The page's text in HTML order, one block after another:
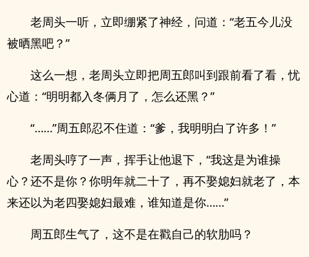
老周头一听，立即绷紧了神经，问道：“老五今儿没
被晒黑吧？”
这么一想，老周头立即把周五郎叫到跟前看了看，忧
心道：“明明都入冬俩月了，怎么还黑？”
“……”周五郎忍不住道：“爹，我明明白了许多！”
老周头哼了一声，挥手让他退下，“我这是为谁操
心？还不是你？你明年就二十了，再不娶媳妇就老了，本
来还以为老四娶媳妇最难，谁知道是你……”
周五郎生气了，这不是在戳自己的软肋吗？